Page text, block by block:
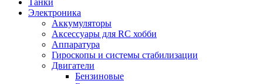
Танки
Электроника
Аккумуляторы
Аксессуары для RC хобби
Аппаратура
Гироскопы и системы стабилизации
Двигатели
Бензиновые